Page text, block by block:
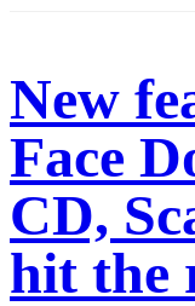
New
Face
CD,
hit the